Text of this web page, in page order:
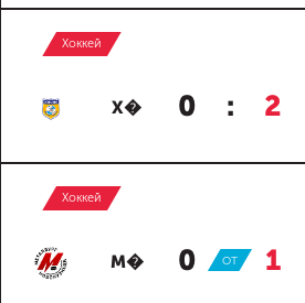
Хоккей
Х� 0 : 2
Хоккей
М� 0 : 1
ОТ